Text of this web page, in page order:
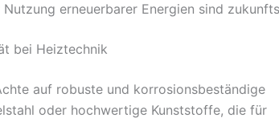
erneuerbarer Energien sind
bei Heiztechnik
auf robuste und korrosionsbeständige
oder hochwertige Kunststoffe, die für